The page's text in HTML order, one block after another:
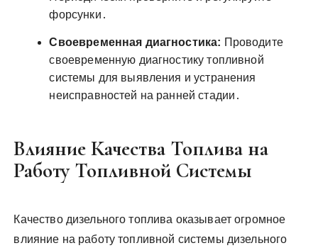
форсунки․
Своевременная диагностика: Проводите
своевременную диагностику топливной
системы для выявления и устранения
неисправностей на ранней стадии․
Влияние Качества Топлива на
Работу Топливной Системы
Качество дизельного топлива оказывает огромное
влияние на работу топливной системы дизельного